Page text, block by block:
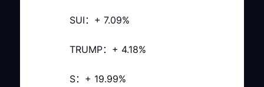
SUI：+ 7.09%
TRUMP：+ 4.18%
S：+ 19.99%